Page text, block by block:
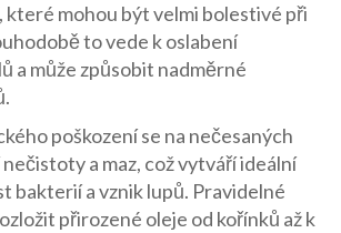
které mohou být velmi bolestivé při
to vede k oslabení
a může způsobit nadměrné
poškození se na nečesaných
a maz, což vytváří ideální
bakterií a vznik lupů. Pravidelné
přirozené oleje od kořínků až k